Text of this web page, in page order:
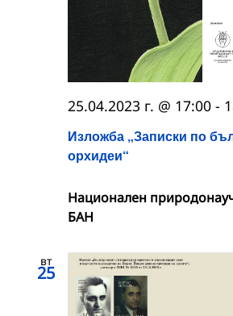
Изложба „Записки по
орхидеи“
25.04.2023 г. @ 17:00 -
Националeн
БАН
вт
25